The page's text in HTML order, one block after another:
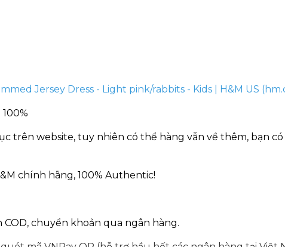
Jersey Dress - Light pink/rabbits - Kids | H&M US
trên website, tuy nhiên có thể hàng vẫn về thêm, bạn
chính hãng, 100% Authentic!
chuyển khoản qua ngân hàng.